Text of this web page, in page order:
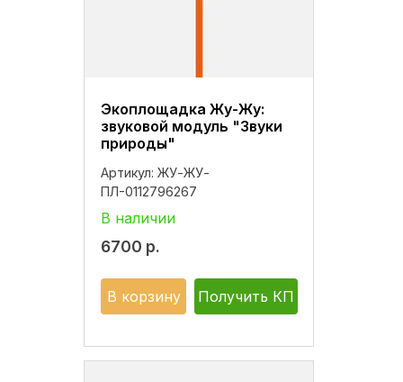
Экоплощадка Жу-Жу:
звуковой модуль "Звуки
природы"
Артикул: ЖУ-ЖУ-
ПЛ-0112796267
В наличии
6700 р.
В корзину Получить КП